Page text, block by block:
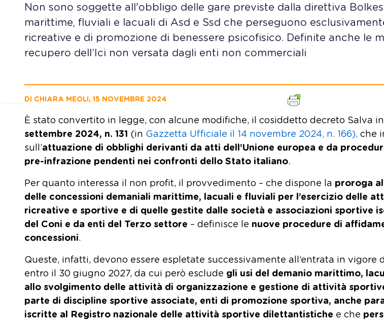
Non sono soggette all'obbligo delle gare previste dalla direttiva
marittime, fluviali e lacuali di Asd e Ssd che perseguono
ricreative e di promozione di benessere psicofisico. Definite anche le
recupero dell’Ici non versata dagli enti non commerciali
DI CHIARA MEOLI, 15 NOVEMBRE 2024
È stato convertito in legge, con alcune modifiche, il cosiddetto decreto Salva
settembre 2024, n. 131 (in Gazzetta Ufficiale il 14 novembre 2024, n. 166), che
sull’attuazione di obblighi derivanti da atti dell’Unione europea e da
pre-infrazione pendenti nei confronti dello Stato italiano.
Per quanto interessa il non profit, il provvedimento – che dispone la proroga
delle concessioni demaniali marittime, lacuali e fluviali per l’esercizio delle
ricreative e sportive e di quelle gestite dalle società e associazioni sportive
del Coni e da enti del Terzo settore – definisce le nuove procedure di
concessioni.
Queste, infatti, devono essere espletate successivamente all’entrata in vigore
entro il 30 giugno 2027, da cui però esclude gli usi del demanio marittimo,
allo svolgimento delle attività di organizzazione e gestione di attività
parte di discipline sportive associate, enti di promozione sportiva, anche
iscritte al Registro nazionale delle attività sportive dilettantistiche e che